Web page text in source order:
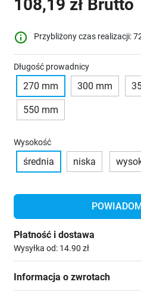
108,19 zł Brutto
info_outline Przybliżony czas realizacji:
Długość prowadnicy
270 mm 300 mm
550 mm
Wysokość
średnia niska
Płatność i dostawa
Wysyłka od: 14.90 zł
Informacja o zwrotach